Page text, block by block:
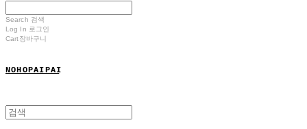
Search 검색
Log In 로그인
Cart장바구니
N O H O P A I P A I